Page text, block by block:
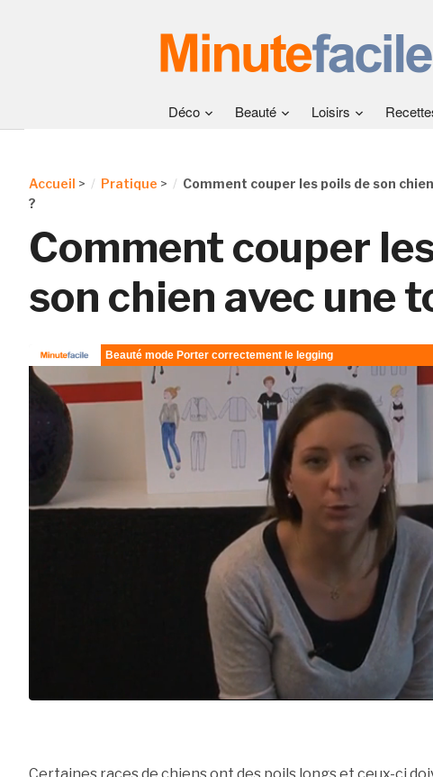
Déco Beauté Loisirs
Accueil > Pratique >
Comment couper les poils de son
?
Comment couper
son chien avec une